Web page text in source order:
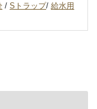
/ Sトラップ/ 給水用